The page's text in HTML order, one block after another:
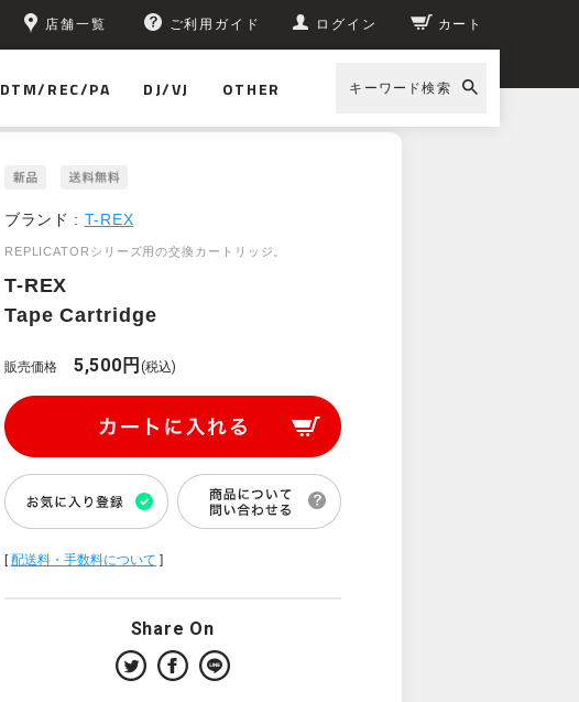
店舗一覧 ご利用ガイド ログイン カート
DTM/REC/PA DJ/VJ OTHER キーワード検索
ブランド : T-REX
REPLICATORシリーズ用の交換カートリッジ。
T-REX
Tape Cartridge
販売価格 5,500円 (税込)
[配送料・手数料について ]
Share On